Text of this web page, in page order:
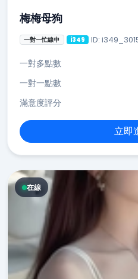
梅梅母狗
一對一忙線中 i349 ID:
一對多點數
一對一點數
滿意度評分
立即
在線